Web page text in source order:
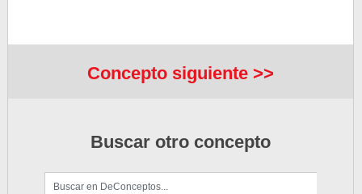
Concepto siguiente >>
Buscar otro concepto